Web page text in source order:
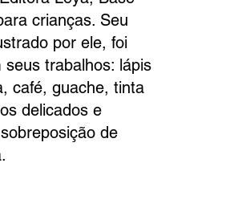
crianças. Seu
por ele, foi
trabalhos: lápis
café, guache, tinta
delicados e
de